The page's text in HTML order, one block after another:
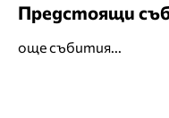
Предстоящи
още събития...